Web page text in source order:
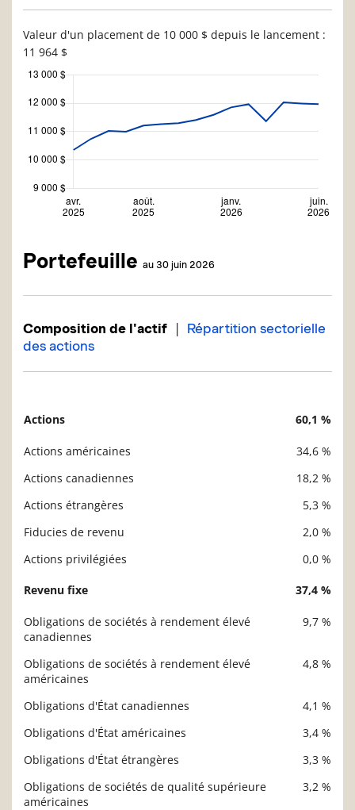
Valeur d'un placement de 10 000 $ depuis le lancement :
11 964 $
Portefeuille au 30 juin 2026
Composition de l'actif | Répartition sectorielle
des actions
Actions 60,1 %
Actions américaines
34,6 %
Actions canadiennes
18,2 %
Actions étrangères
5,3 %
Fiducies de revenu
2,0 %
Actions privilégiées
0,0 %
Revenu fixe 37,4 %
Obligations de sociétés à rendement élevé
canadiennes
9,7 %
Obligations de sociétés à rendement élevé
américaines
4,8 %
Obligations d'État canadiennes
4,1 %
Obligations d'État américaines
3,4 %
Obligations d'État étrangères
3,3 %
Obligations de sociétés de qualité supérieure
américaines
3,2 %